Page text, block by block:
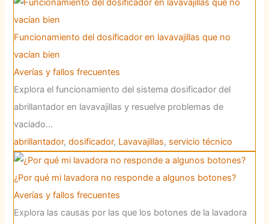
Funcionamiento del dosificador en lavavajillas que no
vacían bien
Averías y fallos frecuentes
Explora el funcionamiento del sistema dosificador del
abrillantador en lavavajillas y resuelve problemas de
vaciado…
abrillantador,dosificador, Lavavajillas, servicio técnico
¿Por qué mi lavadora no responde a algunos botones?
Averías y fallos frecuentes
Explora las causas por las que los botones de la lavadora